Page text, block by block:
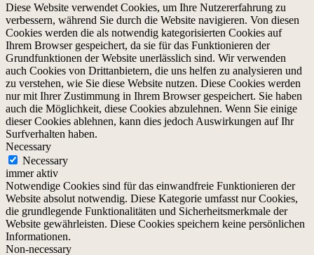
Diese Website verwendet Cookies, um Ihre Nutzererfahrung zu
verbessern, während Sie durch die Website navigieren. Von diesen
Cookies werden die als notwendig kategorisierten Cookies auf
Ihrem Browser gespeichert, da sie für das Funktionieren der
Grundfunktionen der Website unerlässlich sind. Wir verwenden
auch Cookies von Drittanbietern, die uns helfen zu analysieren und
zu verstehen, wie Sie diese Website nutzen. Diese Cookies werden
nur mit Ihrer Zustimmung in Ihrem Browser gespeichert. Sie haben
auch die Möglichkeit, diese Cookies abzulehnen. Wenn Sie einige
dieser Cookies ablehnen, kann dies jedoch Auswirkungen auf Ihr
Surfverhalten haben.
Necessary
Necessary
immer aktiv
Notwendige Cookies sind für das einwandfreie Funktionieren der
Website absolut notwendig. Diese Kategorie umfasst nur Cookies,
die grundlegende Funktionalitäten und Sicherheitsmerkmale der
Website gewährleisten. Diese Cookies speichern keine persönlichen
Informationen.
Non-necessary